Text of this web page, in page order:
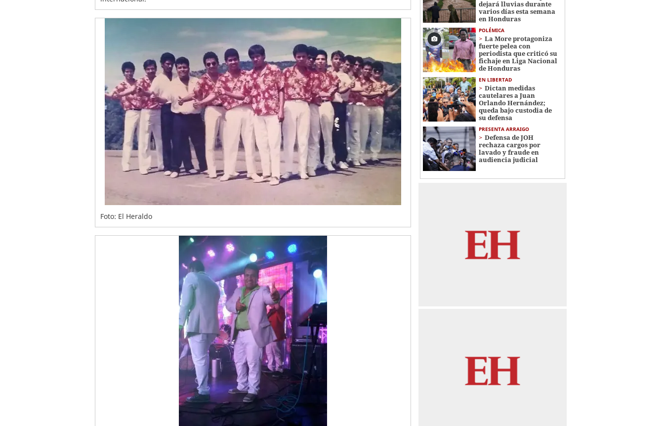
Foto: El Heraldo
dejará lluvias durante
varios días esta semana
en Honduras
POLÉMICA
La More protagoniza
fuerte pelea con
periodista que criticó su
fichaje en Liga Nacional
de Honduras
EN LIBERTAD
Dictan medidas
cautelares a Juan
Orlando Hernández;
queda bajo custodia de
su defensa
PRESENTA ARRAIGO
Defensa de JOH
rechaza cargos por
lavado y fraude en
audiencia judicial